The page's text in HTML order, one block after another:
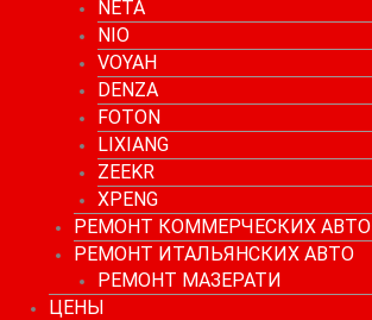
NETA
NIO
VOYAH
DENZA
FOTON
LIXIANG
ZEEKR
XPENG
РЕМОНТ КОММЕРЧЕСКИХ АВТО
РЕМОНТ ИТАЛЬЯНСКИХ АВТО
РЕМОНТ МАЗЕРАТИ
ЦЕНЫ